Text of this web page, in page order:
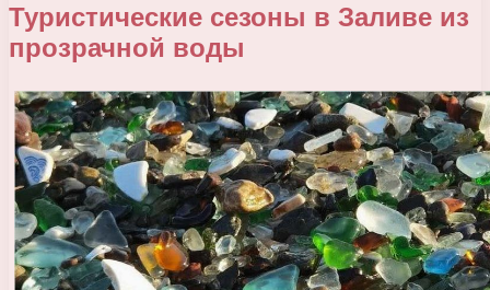
Туристические сезоны в Заливе из
прозрачной воды